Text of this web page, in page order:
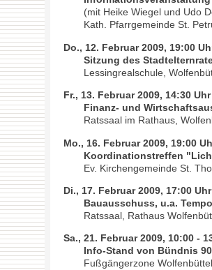
(mit Heike Wiegel und Udo
Kath. Pfarrgemeinde St.
Do., 12. Februar 2009, 19:00
Sitzung des
Lessingrealschule,
Fr., 13. Februar 2009, 14:30 Uhr
Finanz- und
Ratssaal im Rathaus,
Mo., 16. Februar 2009, 19:00
Koordinationstreffen
Ev. Kirchengemeinde St.
Di., 17. Februar 2009, 17:00 Uhr
Bauausschuss, u.a.
Ratssaal, Rathaus
Sa., 21. Februar 2009, 10:00 -
Info-Stand von Bündnis
Fußgängerzone Wolfenbüttel